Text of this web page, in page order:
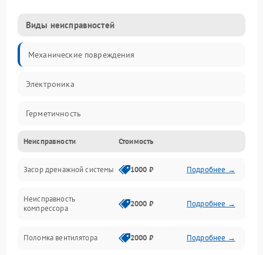
Виды неисправностей
Механические повреждения
Электроника
Герметичность
Механика
Управление
Электропитание
Неисправности Стоимость
Засор дренажной системы 1000 ₽ Подробнее →
Неисправность
компрессора
2000 ₽ Подробнее →
Поломка вентилятора 2000 ₽ Подробнее →